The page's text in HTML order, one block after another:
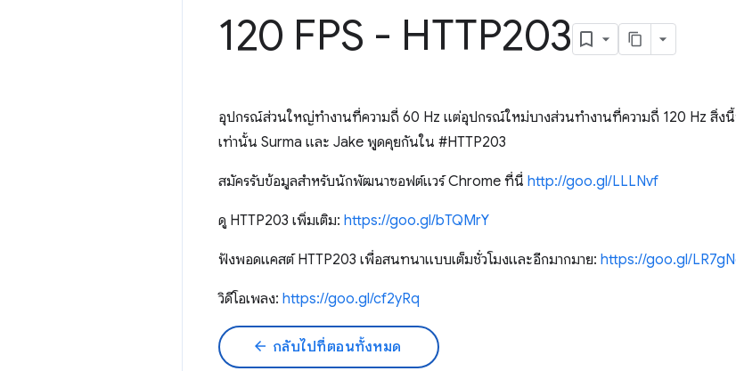
120 FPS - HTTP203
อุปกรณ์ส่วนใหญ่ทำงานที่ความถี่ 60 Hz แต่อุปกรณ์ใหม่บางส่วนทำงานที่ความถี่ 120 Hz สิ่งนี้ห
เท่านั้น Surma และ Jake พูดคุยกันใน #HTTP203
สมัครรับข้อมูลสำหรับนักพัฒนาซอฟต์แวร์ Chrome ที่นี่ http://goo.gl/LLLNvf
ดู HTTP203 เพิ่มเติม: https://goo.gl/bTQMrY
ฟังพอดแคสต์ HTTP203 เพื่อสนทนาแบบเต็มชั่วโมงและอีกมากมาย: https://goo.gl/
วิดีโอเพลง: https://goo.gl/cf2yRq
arrow_back กลับไปที่ตอนทั้งหมด